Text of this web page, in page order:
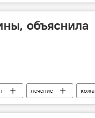
объяснила
лечение
кожа